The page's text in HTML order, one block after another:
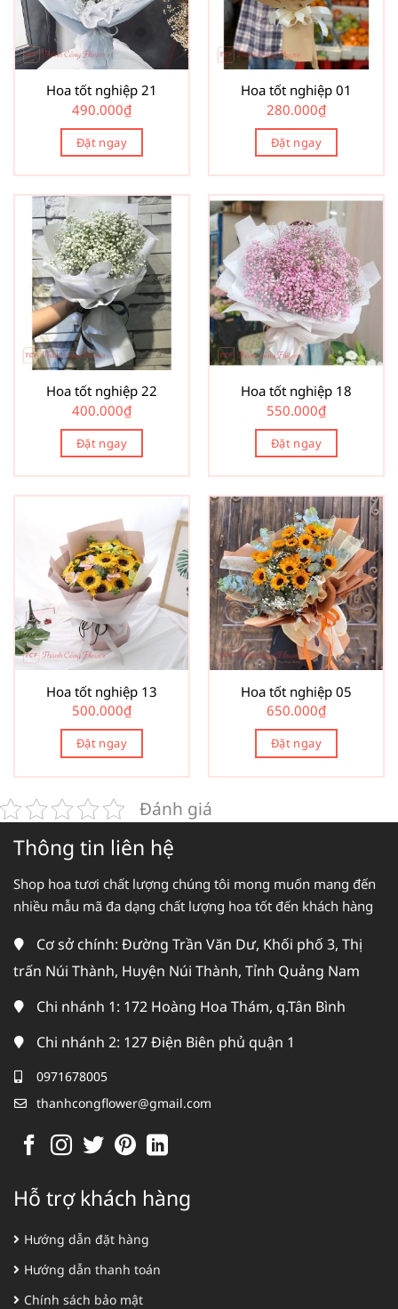
Hoa tốt nghiệp 21
490.000₫
Đặt ngay
Hoa tốt nghiệp 01
280.000₫
Đặt ngay
Hoa tốt nghiệp 22
400.000₫
Đặt ngay
Hoa tốt nghiệp 18
550.000₫
Đặt ngay
Hoa tốt nghiệp 13
500.000₫
Đặt ngay
Hoa tốt nghiệp 05
650.000₫
Đặt ngay
Đánh giá
Thông tin liên hệ
Shop hoa tươi chất lượng chúng tôi mong muốn mang đến
nhiều mẫu mã đa dạng chất lượng hoa tốt đến khách hàng
Cơ sở chính: Đường Trần Văn Dư, Khối phố 3, Thị
trấn Núi Thành, Huyện Núi Thành, Tỉnh Quảng Nam
Chi nhánh 1: 172 Hoàng Hoa Thám, q.Tân Bình
Chi nhánh 2: 127 Điện Biên phủ quận 1
0971678005
thanhcongflower@gmail.com
Hỗ trợ khách hàng
Hướng dẫn đặt hàng
Hướng dẫn thanh toán
Chính sách bảo mật